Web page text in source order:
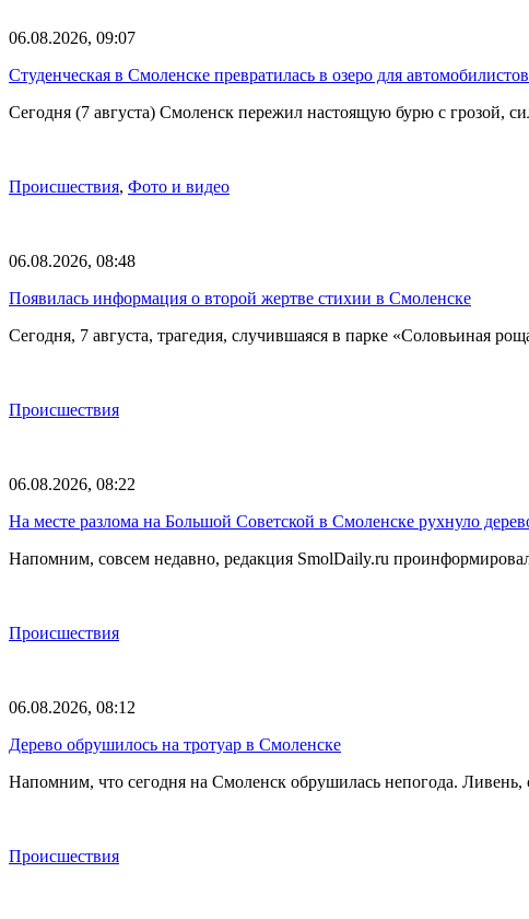
06.08.2026, 09:07
Студенческая в Смоленске превратилась в озеро для автомобилистов
Сегодня (7 августа) Смоленск пережил настоящую бурю с грозой,
Происшествия, Фото и видео
06.08.2026, 08:48
Появилась информация о второй жертве стихии в Смоленске
Сегодня, 7 августа, трагедия, случившаяся в парке «Соловьиная
Происшествия
06.08.2026, 08:22
На месте разлома на Большой Советской в Смоленске рухнуло
Напомним, совсем недавно, редакция SmolDaily.ru
Происшествия
06.08.2026, 08:12
Дерево обрушилось на тротуар в Смоленске
Напомним, что сегодня на Смоленск обрушилась непогода.
Происшествия